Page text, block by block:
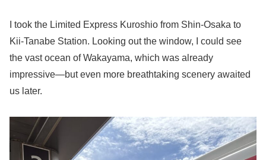
I took the Limited Express Kuroshio from Shin-Osaka to
Kii-Tanabe Station. Looking out the window, I could see
the vast ocean of Wakayama, which was already
impressive—but even more breathtaking scenery awaited
us later.